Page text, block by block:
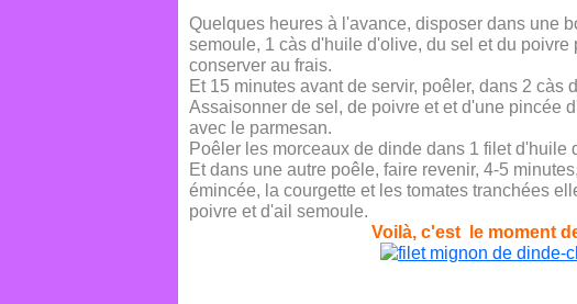
Quelques heures à l'avance, disposer dans une
semoule, 1 càs d'huile d'olive, du sel et du
conserver au frais.
Et 15 minutes avant de servir, poêler, dans 2
Assaisonner de sel, de poivre et et d'une pincée
avec le parmesan.
Poêler les morceaux de dinde dans 1 filet d'huile
Et dans une autre poêle, faire revenir, 4-5
émincée, la courgette et les tomates tranchées
poivre et d'ail semoule.
Voilà, c'est le moment